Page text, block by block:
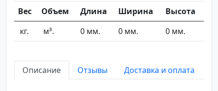
Вес
Объем Длина Ширина
Высота
кг.
м³. 0 мм. 0 мм. 0 мм.
Описание Отзывы Доставка и оплата